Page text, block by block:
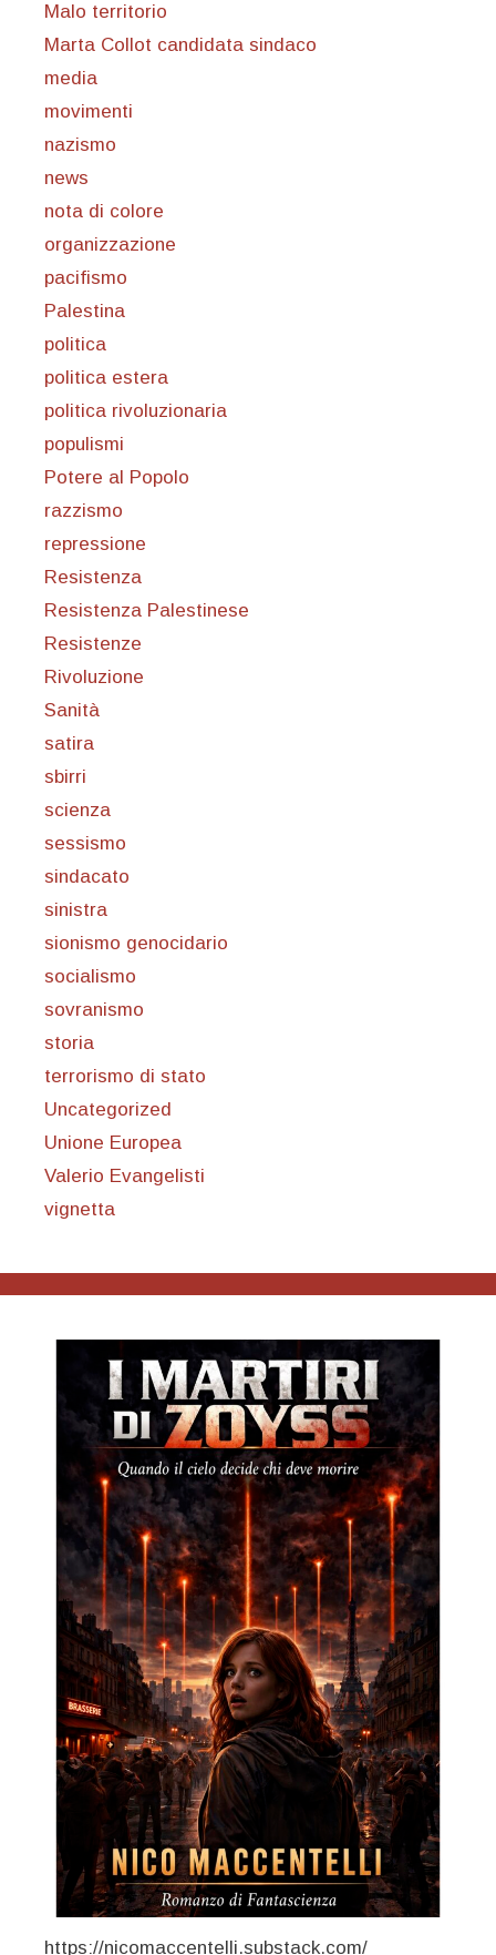
Malo territorio
Marta Collot candidata sindaco
media
movimenti
nazismo
news
nota di colore
organizzazione
pacifismo
Palestina
politica
politica estera
politica rivoluzionaria
populismi
Potere al Popolo
razzismo
repressione
Resistenza
Resistenza Palestinese
Resistenze
Rivoluzione
Sanità
satira
sbirri
scienza
sessismo
sindacato
sinistra
sionismo genocidario
socialismo
sovranismo
storia
terrorismo di stato
Uncategorized
Unione Europea
Valerio Evangelisti
vignetta
https://nicomaccentelli.substack.com/